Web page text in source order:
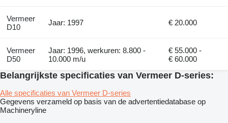
Vermeer
D10
Jaar: 1997 € 20.000
Vermeer
D50
Jaar: 1996, werkuren: 8.800 -
10.000 m/u
€ 55.000 -
€ 60.000
Belangrijkste specificaties van Vermeer D-series:
Alle specificaties van Vermeer D-series
Gegevens verzameld op basis van de advertentiedatabase op
Machineryline